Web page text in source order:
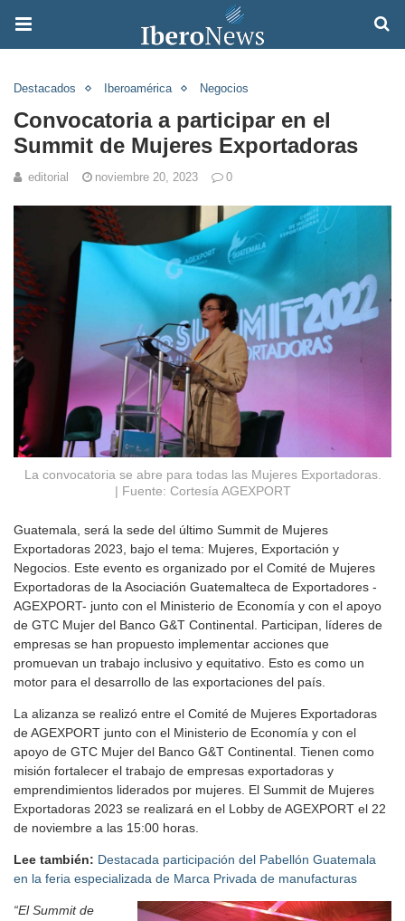
Destacados Iberoamérica Negocios
Convocatoria a participar en el
Summit de Mujeres Exportadoras
editorial noviembre 20, 2023 0
La convocatoria se abre para todas las Mujeres Exportadoras.
| Fuente: Cortesía AGEXPORT
Guatemala, será la sede del último Summit de Mujeres
Exportadoras 2023, bajo el tema: Mujeres, Exportación y
Negocios. Este evento es organizado por el Comité de Mujeres
Exportadoras de la Asociación Guatemalteca de Exportadores -
AGEXPORT- junto con el Ministerio de Economía y con el apoyo
de GTC Mujer del Banco G&T Continental. Participan, líderes de
empresas se han propuesto implementar acciones que
promuevan un trabajo inclusivo y equitativo. Esto es como un
motor para el desarrollo de las exportaciones del país.
La alizanza se realizó entre el Comité de Mujeres Exportadoras
de AGEXPORT junto con el Ministerio de Economía y con el
apoyo de GTC Mujer del Banco G&T Continental. Tienen como
misión fortalecer el trabajo de empresas exportadoras y
emprendimientos liderados por mujeres. El Summit de Mujeres
Exportadoras 2023 se realizará en el Lobby de AGEXPORT el 22
de noviembre a las 15:00 horas.
Lee también: Destacada participación del Pabellón Guatemala
en la feria especializada de Marca Privada de manufacturas
“El Summit de